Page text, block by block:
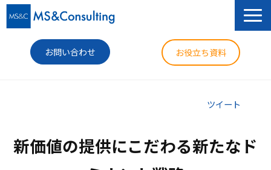
お問い合わせ お役立ち資料
導入事例
ツイート
新価値の提供にこだわる新たなド